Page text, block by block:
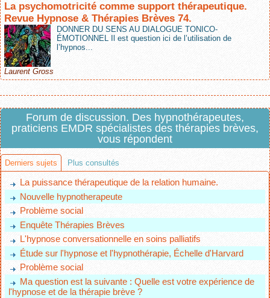
La psychomotricité comme support thérapeutique.
Revue Hypnose & Thérapies Brèves 74.
DONNER DU SENS AU DIALOGUE TONICO-
ÉMOTIONNEL Il est question ici de l’utilisation de
l’hypnos...
Laurent Gross
Forum de discussion. Des hypnothérapeutes,
praticiens EMDR spécialistes des thérapies brèves,
vous répondent
Derniers sujets Plus consultés
La puissance thérapeutique de la relation humaine.
Nouvelle hypnotherapeute
Problème social
Enquête Thérapies Brèves
L'hypnose conversationnelle en soins palliatifs
Étude sur l'hypnose et l'hypnothérapie, Échelle d'Harvard
Problème social
Ma question est la suivante : Quelle est votre expérience de
l'hypnose et de la thérapie brève ?